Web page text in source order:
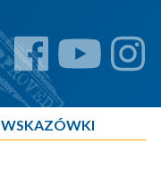
WSKAZÓWKI